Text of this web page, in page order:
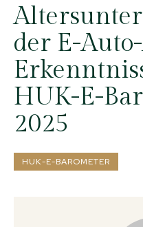
der E-
HUK-E-
2025
HUK-E-BAROMETER